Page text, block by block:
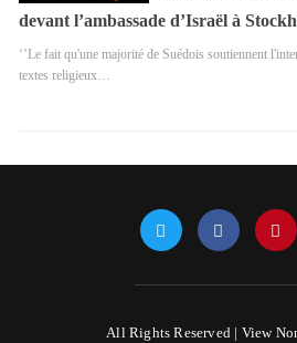
devant l’ambassade d’Israël à
‘’Le fait qu'une majorité de Suédois soutiennent
textes religieux…
All Rights Reserved | View